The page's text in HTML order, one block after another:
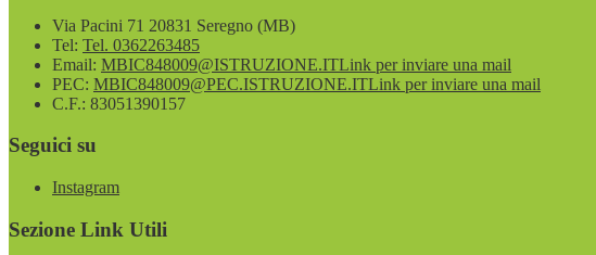
Via Pacini 71 20831 Seregno (MB)
Tel: Tel. 0362263485
Email: MBIC848009@ISTRUZIONE.ITLink per inviare una mail
PEC: MBIC848009@PEC.ISTRUZIONE.ITLink per inviare una mail
C.F.: 83051390157
Seguici su
Instagram
Sezione Link Utili